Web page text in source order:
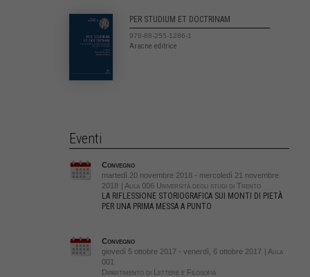
PER STUDIUM ET DOCTRINAM
978-88-255-1286-1
Aracne editrice
Eventi
Convegno
martedì 20 novembre 2018 - mercoledì 21 novembre
2018 | Aula 006 Università degli studi di Trento
LA RIFLESSIONE STORIOGRAFICA SUI MONTI DI PIETÀ
PER UNA PRIMA MESSA A PUNTO
Convegno
giovedì 5 ottobre 2017 - venerdì, 6 ottobre 2017 | Aula
001
Dipartimento di Lettere e Filosofia